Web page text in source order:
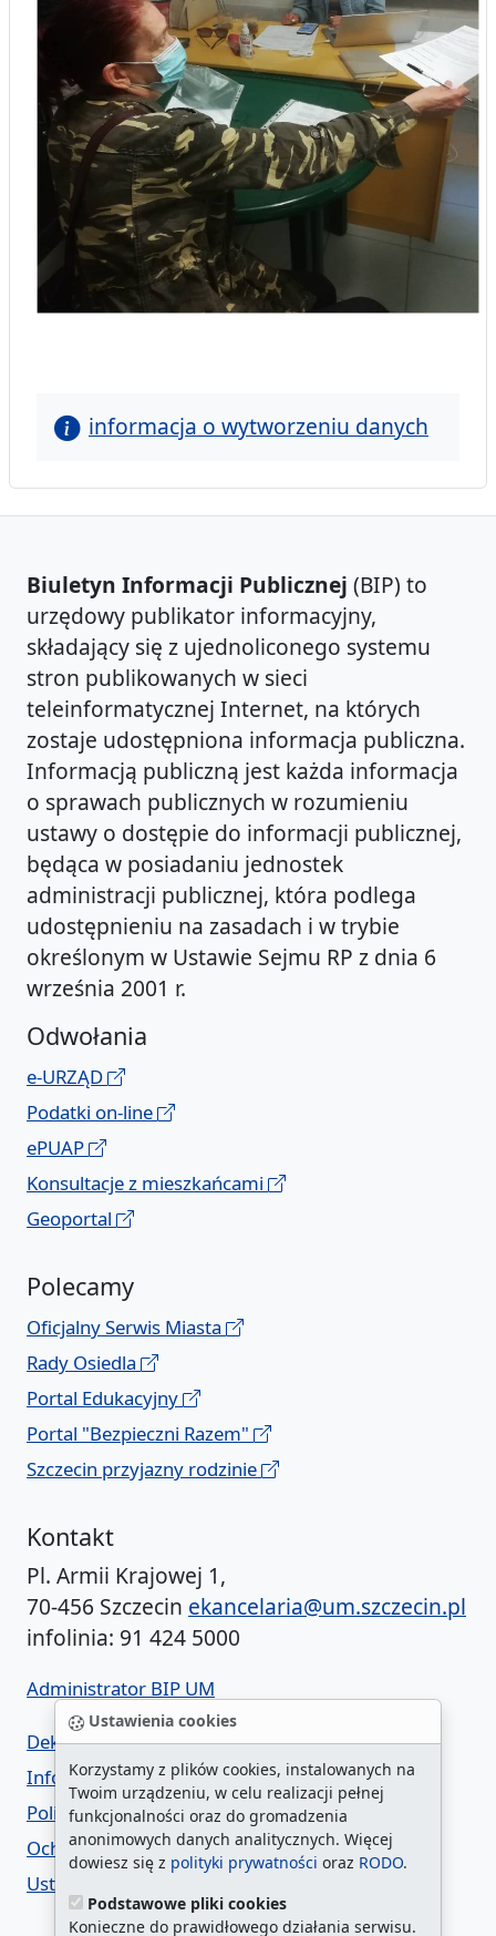
Ustawienia cookies
Korzystamy z plików cookies, instalowanych na
Twoim urządzeniu, w celu realizacji pełnej
funkcjonalności oraz do gromadzenia
anonimowych danych analitycznych. Więcej
dowiesz się z polityki prywatności oraz RODO.
Podstawowe pliki cookies
Konieczne do prawidłowego działania serwisu.
informacja o wytworzeniu danych
Biuletyn Informacji Publicznej (BIP) to
urzędowy publikator informacyjny,
składający się z ujednoliconego systemu
stron publikowanych w sieci
teleinformatycznej Internet, na których
zostaje udostępniona informacja publiczna.
Informacją publiczną jest każda informacja
o sprawach publicznych w rozumieniu
ustawy o dostępie do informacji publicznej,
będąca w posiadaniu jednostek
administracji publicznej, która podlega
udostępnieniu na zasadach i w trybie
określonym w Ustawie Sejmu RP z dnia 6
września 2001 r.
Odwołania
e-URZĄD
Podatki on-line
ePUAP
Konsultacje z mieszkańcami
Geoportal
Polecamy
Oficjalny Serwis Miasta
Rady Osiedla
Portal Edukacyjny
Portal "Bezpieczni Razem"
Szczecin przyjazny rodzinie
Kontakt
Pl. Armii Krajowej 1,
70-456 Szczecin ekancelaria@um.szczecin.pl
infolinia: 91 424 5000
Administrator BIP UM
Deklaracja dostępności
Informacja o urzędzie w ETR
Polityka prywatności
Ochrona danych osobowych
Ustawienia cookies